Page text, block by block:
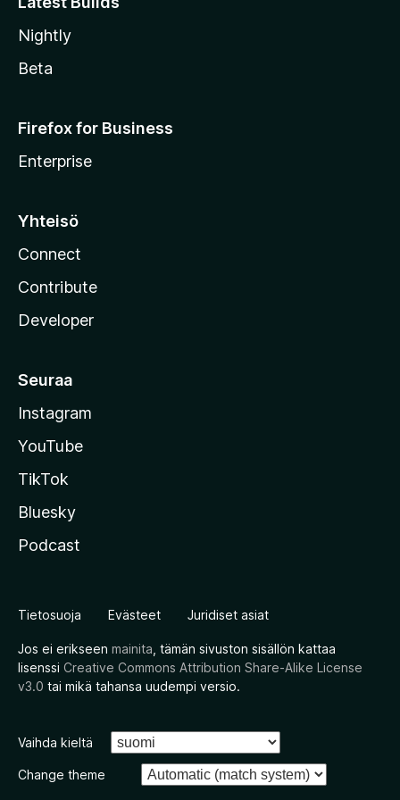
Nightly
Beta
Firefox for Business
Enterprise
Yhteisö
Connect
Contribute
Developer
Seuraa
Instagram
YouTube
TikTok
Bluesky
Podcast
Tietosuoja Evästeet Juridiset asiat
Jos ei erikseen mainita , tämän sivuston sisällön kattaa
lisenssi Creative Commons Attribution Share-Alike License
v3.0 tai mikä tahansa uudempi versio.
Vaihda kieltä
Change theme